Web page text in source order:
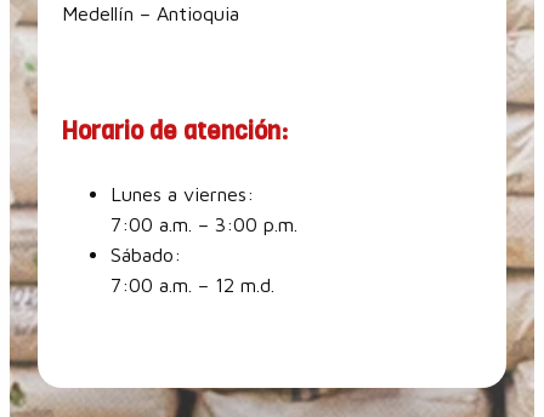
Medellín – Antioquia
Horario de atención:
Lunes a viernes:
7:00 a.m. – 3:00 p.m.
Sábado:
7:00 a.m. – 12 m.d.